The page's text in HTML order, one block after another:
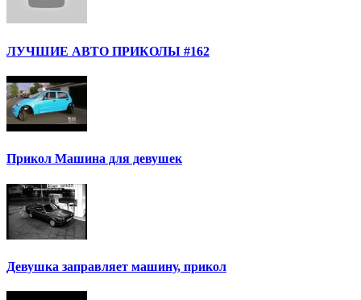
ЛУЧШИЕ АВТО ПРИКОЛЫ #162
Прикол Машина для девушек
Девушка заправляет машину, прикол